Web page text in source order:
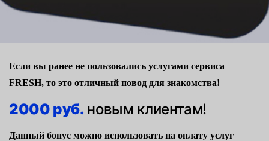
Если вы ранее не пользовались услугами сервиса
FRESH, то это отличный повод для знакомства!
2000 руб. новым клиентам!
Данный бонус можно использовать на оплату услуг